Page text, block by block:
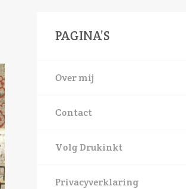
PAGINA’S
Over mij
Contact
Volg Drukinkt
Privacyverklaring